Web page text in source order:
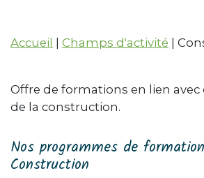
Accueil | Champs d'activité |
Offre de formations en lien
de la construction.
Nos programmes de
Construction